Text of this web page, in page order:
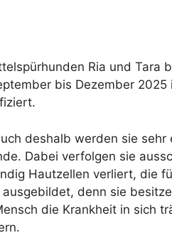
Ria und Tara
bis Dezember 2025
deshalb werden sie sehr
Dabei verfolgen sie
Hautzellen verliert, die
denn sie
die Krankheit in sich